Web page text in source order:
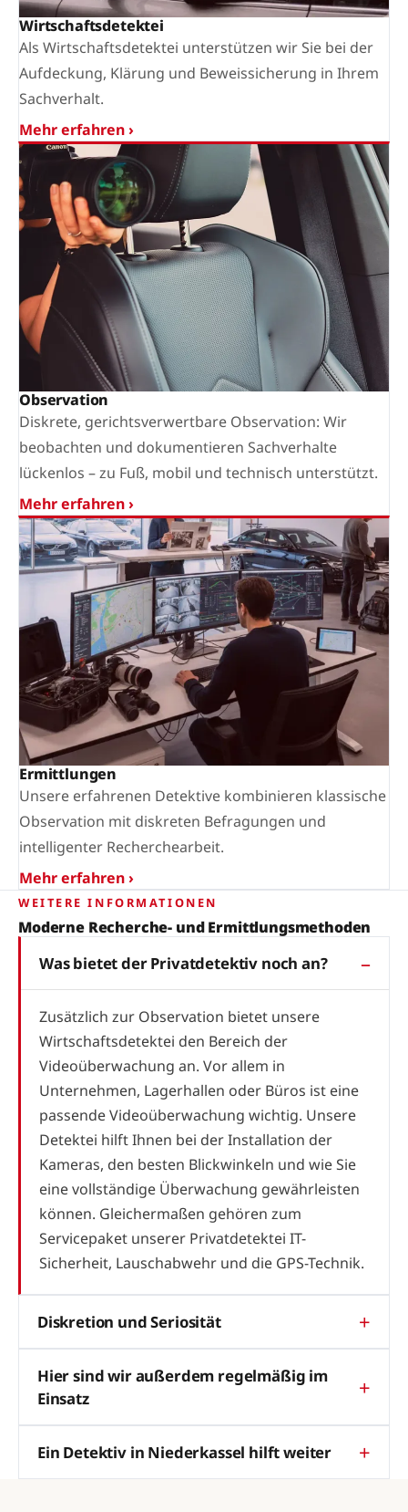
Wirtschaftsdetektei
Als Wirtschaftsdetektei unterstützen wir Sie bei der
Aufdeckung, Klärung und Beweissicherung in Ihrem
Sachverhalt.
Mehr erfahren ›
Observation
Diskrete, gerichtsverwertbare Observation: Wir
beobachten und dokumentieren Sachverhalte
lückenlos – zu Fuß, mobil und technisch unterstützt.
Mehr erfahren ›
Ermittlungen
Unsere erfahrenen Detektive kombinieren klassische
Observation mit diskreten Befragungen und
intelligenter Recherchearbeit.
Mehr erfahren ›
WEITERE INFORMATIONEN
Moderne Recherche- und Ermittlungsmethoden
Was bietet der Privatdetektiv noch an?
Zusätzlich zur Observation bietet unsere
Wirtschaftsdetektei den Bereich der
Videoüberwachung an. Vor allem in
Unternehmen, Lagerhallen oder Büros ist eine
passende Videoüberwachung wichtig. Unsere
Detektei hilft Ihnen bei der Installation der
Kameras, den besten Blickwinkeln und wie Sie
eine vollständige Überwachung gewährleisten
können. Gleichermaßen gehören zum
Servicepaket unserer Privatdetektei IT-
Sicherheit, Lauschabwehr und die GPS-Technik.
Diskretion und Seriosität
Hier sind wir außerdem regelmäßig im
Einsatz
Ein Detektiv in Niederkassel hilft weiter